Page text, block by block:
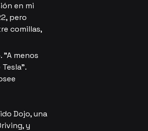
en mi
pero
comillas,
"A menos
Dojo, una
y